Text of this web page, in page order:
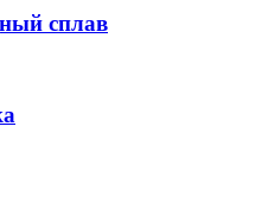
сплав